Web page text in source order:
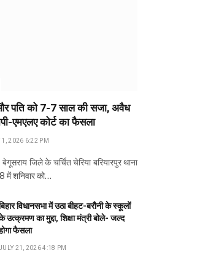
और पति को 7-7 साल की सजा, अवैध
एमएलए कोर्ट का फैसला
1, 2026 6:22 PM
जिले के चर्चित चेरिया बरियारपुर थाना
शनिवार को…
विधानसभा में उठा बीहट-बरौनी के स्कूलों
उत्क्रमण का मुद्दा, शिक्षा मंत्री बोले- जल्द
फैसला
21, 2026 4:18 PM